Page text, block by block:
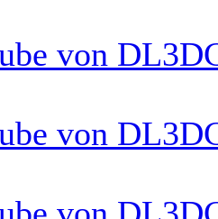
von
von